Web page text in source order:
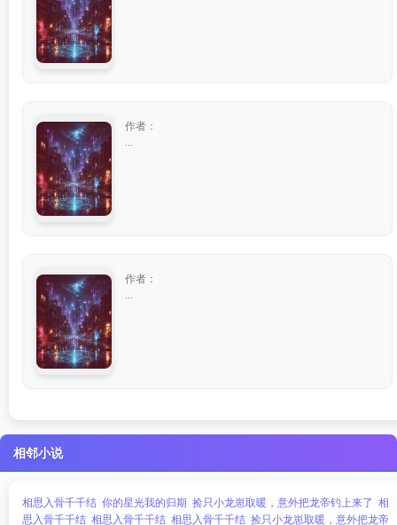
作者：
作者：
相邻小说
相思入骨千千结 你的星光我的归期 捡只小龙崽取暖，意外把龙帝钓上来了 相
思入骨千千结 相思入骨千千结 相思入骨千千结 捡只小龙崽取暖，意外把龙帝